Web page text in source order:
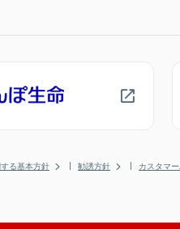
る基本方針 勧誘方針 カスタマ